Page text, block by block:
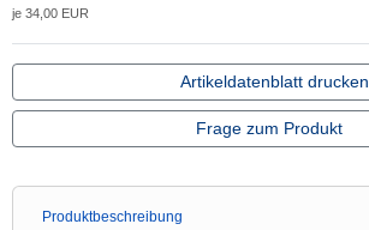
je 34,00 EUR
Artikeldatenblatt drucken
Frage zum Produkt
Produktbeschreibung